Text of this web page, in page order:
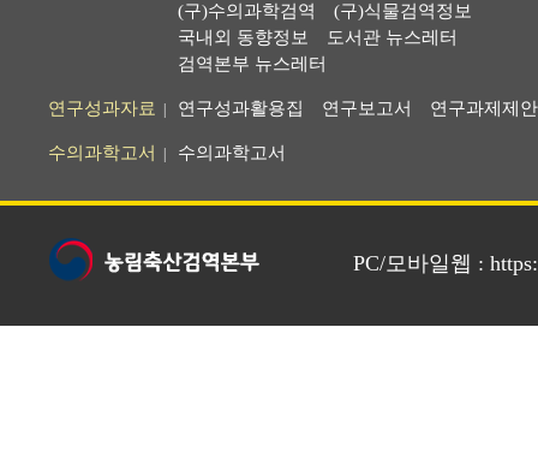
(구)수의과학검역
(구)식물검역정보
국내외 동향정보
도서관 뉴스레터
검역본부 뉴스레터
연구성과자료 연구성과활용집 연구보고서 연구과제제
수의과학고서 수의과학고서
PC/모바일웹 :